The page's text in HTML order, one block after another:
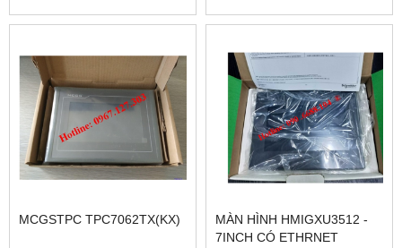
MCGSTPC TPC7062TX(KX)
MÀN HÌNH HMIGXU3512 -
7INCH CÓ ETHRNET